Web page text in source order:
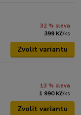
32 % sleva
399 Kč/ks
Zvolit variantu
13 % sleva
1 990 Kč/ks
Zvolit variantu